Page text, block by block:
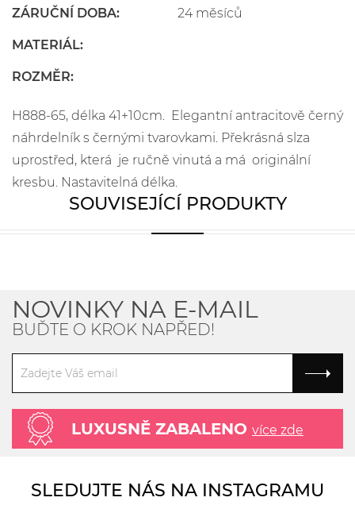
ZÁRUČNÍ DOBA: 24 měsíců
MATERIÁL:
ROZMĚR:
H888-65, délka 41+10cm. Elegantní antracitově černý
náhrdelník s černými tvarovkami. Překrásná slza
uprostřed, která je ručně vinutá a má originální
kresbu. Nastavitelná délka.
SOUVISEJÍCÍ PRODUKTY
NOVINKY NA E-MAIL
BUĎTE O KROK NAPŘED!
LUXUSNĚ ZABALENO více zde
SLEDUJTE NÁS NA INSTAGRAMU